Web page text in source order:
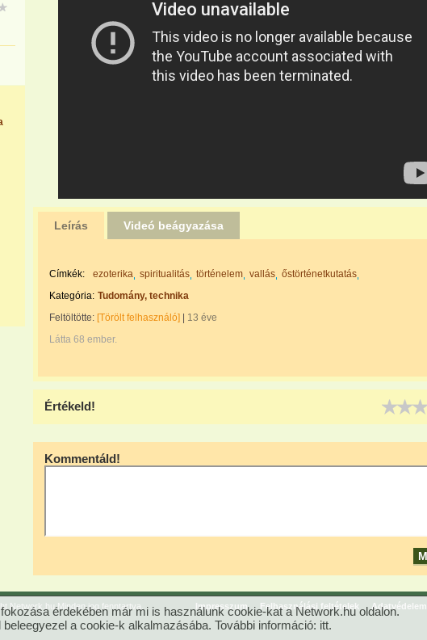
Leírás Videó beágyazása
Címkék: ezoterika spiritualitás történelem vallás őstörténetkutatás
Kategória: Tudomány, technika
Feltöltötte: [Törölt felhasználó]
13 éve
Látta 68 ember.
Értékeld!
Kommentáld!
Network.hu Minden jog fenntartva. Impresszum Felhasználási feltételek Adatvédelem
érdekében már mi is használunk cookie-kat a Network.hu oldalon.
a cookie-k alkalmazásába. További információ: itt.